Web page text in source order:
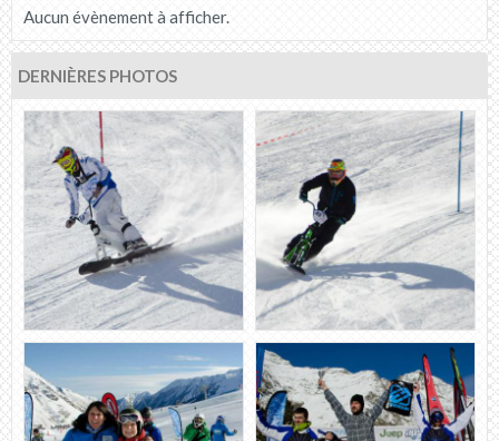
Aucun évènement à afficher.
DERNIÈRES PHOTOS